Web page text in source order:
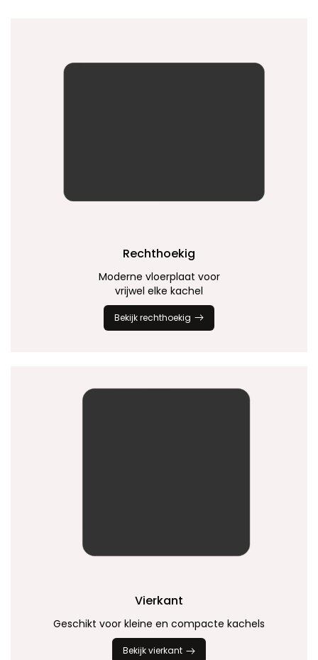
Rechthoekig
Moderne vloerplaat voor
vrijwel elke kachel
Bekijk rechthoekig
Vierkant
Geschikt voor kleine en compacte kachels
Bekijk vierkant